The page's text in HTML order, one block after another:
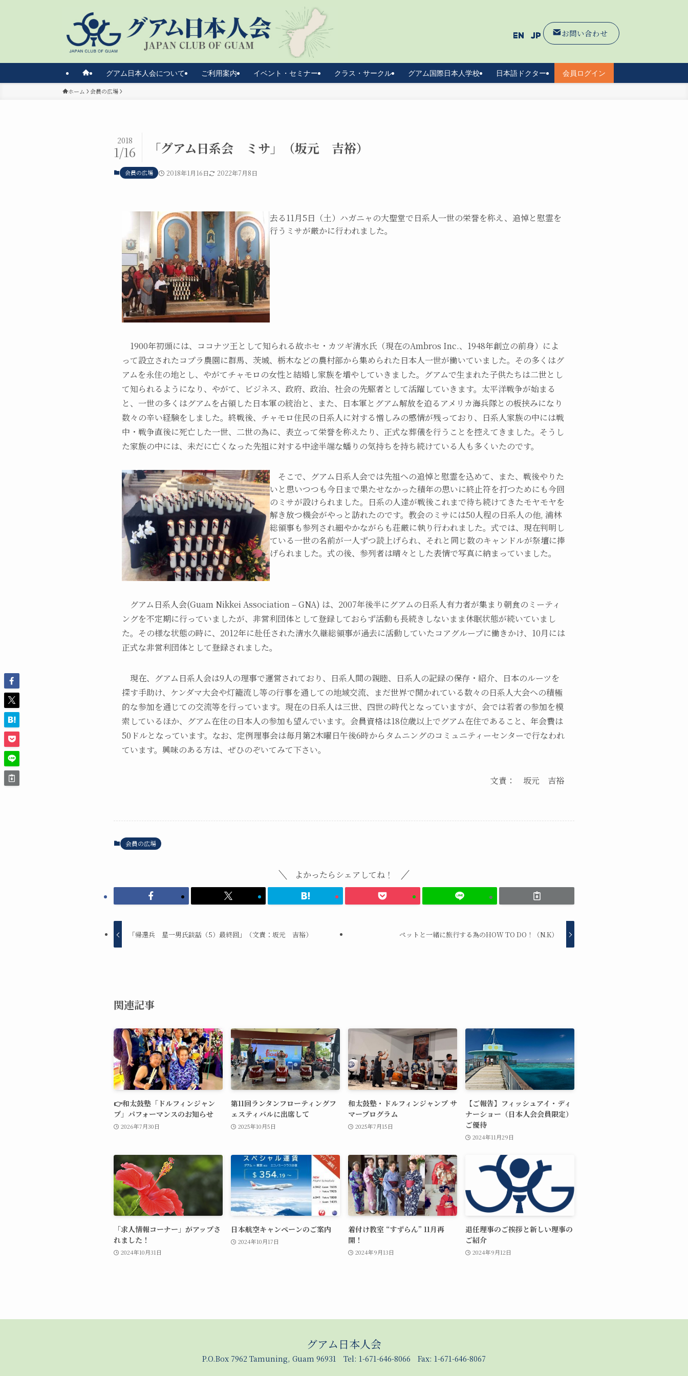
グアム日本人会について ご利用案内 イベント・セミナー クラス・サークル グアム国際日本人学校 日本語ドクター 会員ログイン
お問い合わせ
ホーム 会員の広場
「グアム日系会 ミサ」（坂元 吉裕）
2018
1/16
会員の広場 2018年1月16日 2022年7月8日
去る11月5日（土）ハガニャの大聖堂で日系人一世の栄誉を称え、追悼と慰霊を
行うミサが厳かに行われました。
1900年初頭には、ココナツ王として知られる故ホセ・カツギ清水氏（現在のAmbros Inc.、1948年創立の前身）によ
って設立されたコプラ農園に群馬、茨城、栃木などの農村部から集められた日本人一世が働いていました。その多くはグ
アムを永住の地とし、やがてチャモロの女性と結婚し家族を増やしていきました。グアムで生まれた子供たちは二世とし
て知られるようになり、やがて、ビジネス、政府、政治、社会の先駆者として活躍していきます。太平洋戦争が始まる
と、一世の多くはグアムを占領した日本軍の統治と、また、日本軍とグアム解放を迫るアメリカ海兵隊との板挟みになり
数々の辛い経験をしました。終戦後、チャモロ住民の日系人に対する憎しみの感情が残っており、日系人家族の中には戦
中・戦争直後に死亡した一世、二世の為に、表立って栄誉を称えたり、正式な葬儀を行うことを控えてきました。そうし
た家族の中には、未だに亡くなった先祖に対する中途半端な蟠りの気持ちを持ち続けている人も多くいたのです。
そこで、グアム日系人会では先祖への追悼と慰霊を込めて、また、戦後やりた
いと思いつつも今日まで果たせなかった積年の思いに終止符を打つためにも今回
のミサが設けられました。日系の人達が戦後これまで待ち続けてきたモヤモヤを
解き放つ機会がやっと訪れたのです。教会のミサには50人程の日系人の他, 浦林
総領事も参列され細やかながらも荘厳に執り行われました。式では、現在判明し
ている一世の名前が一人ずつ読上げられ、それと同じ数のキャンドルが祭壇に捧
げられました。式の後、参列者は晴々とした表情で写真に納まっていました。
グアム日系人会(Guam Nikkei Association – GNA) は、2007年後半にグアムの日系人有力者が集まり朝食のミーティ
ングを不定期に行っていましたが、非営利団体として登録しておらず活動も長続きしないまま休眠状態が続いていまし
た。その様な状態の時に、2012年に赴任された清水久継総領事が過去に活動していたコアグループに働きかけ、10月には
正式な非営利団体として登録されました。
現在、グアム日系人会は9人の理事で運営されており、日系人間の親睦、日系人の記録の保存・紹介、日本のルーツを
探す手助け、ケンダマ大会や灯籠流し等の行事を通しての地域交流、まだ世界で開かれている数々の日系人大会への積極
的な参加を通じての交流等を行っています。現在の日系人は三世、四世の時代となっていますが、会では若者の参加を模
索しているほか、グアム在住の日本人の参加も望んでいます。会員資格は18位歳以上でグアム在住であること、年会費は
50ドルとなっています。なお、定例理事会は毎月第2木曜日午後6時からタムニングのコミュニティーセンターで行なわれ
ています。興味のある方は、ぜひのぞいてみて下さい。
文責： 坂元 吉裕
会員の広場
よかったらシェアしてね！
「帰還兵 星一男氏談話（5）最終回」（文責：坂元 吉裕） ペットと一緒に旅行する為のHOW TO DO！（N.K）
関連記事
👉和太鼓塾「ドルフィンジャン
プ」パフォーマンスのお知らせ
2026年7月30日
第11回ランタンフローティングフ
ェスティバルに出席して
2025年10月5日
和太鼓塾・ドルフィンジャンプ サ
マープログラム
2025年7月15日
【ご報告】フィッシュアイ・ディ
ナーショー（日本人会会員限定）
ご優待
2024年11月29日
「求人情報コーナー」がアップさ
れました！
2024年10月31日
日本航空キャンペーンのご案内
2024年10月17日
着付け教室 “すずらん” 11月再
開！
2024年9月13日
退任理事のご挨拶と新しい理事の
ご紹介
2024年9月12日
グアム日本人会
P.O.Box 7962 Tamuning, Guam 96931 Tel: 1-671-646-8066 Fax: 1-671-646-8067